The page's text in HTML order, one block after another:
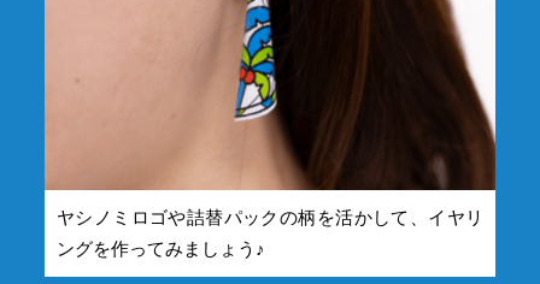
ヤシノミロゴや詰替パックの柄を活かして、イヤリ
ングを作ってみましょう♪